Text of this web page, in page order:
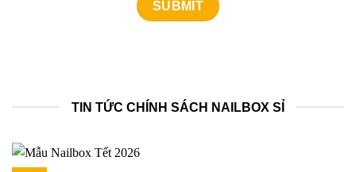
TIN TỨC CHÍNH SÁCH NAILBOX SỈ